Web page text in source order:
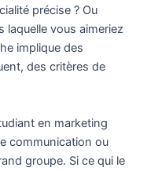
précise ? Ou
laquelle vous aimeriez
implique des
des critères de
en marketing
communication ou
groupe. Si ce qui le